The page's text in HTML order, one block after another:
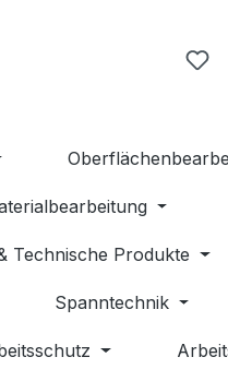
Technische Produkte
Spanntechnik